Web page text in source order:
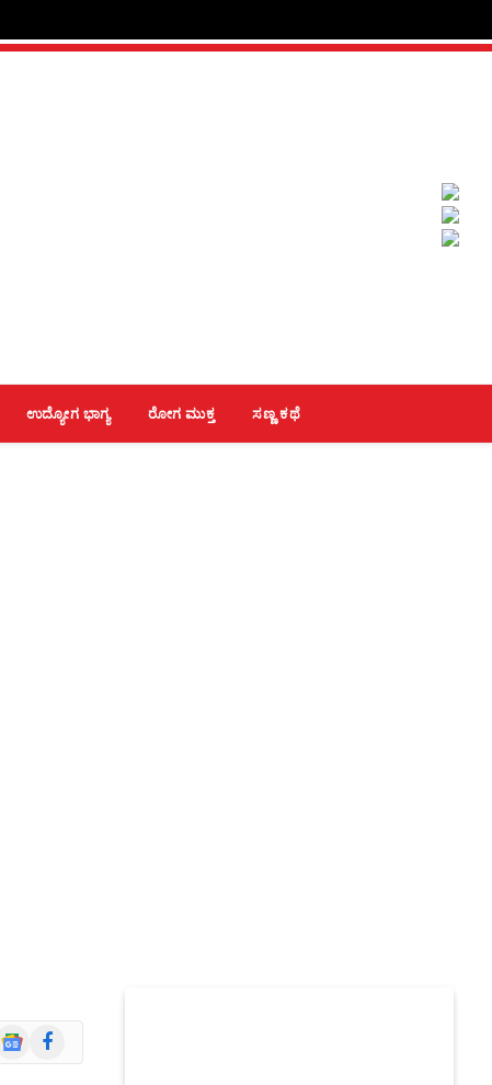
ಉದ್ಯೋಗ ಭಾಗ್ಯ ರೋಗ ಮುಕ್ತ ಸಣ್ಣ ಕಥೆ
GoogleFacebook